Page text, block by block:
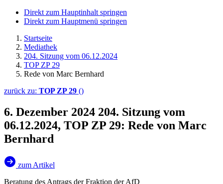
Direkt zum Hauptinhalt springen
Direkt zum Hauptmenü springen
Startseite
Mediathek
204. Sitzung vom 06.12.2024
TOP ZP 29
Rede von Marc Bernhard
zurück zu: TOP ZP 29 ()
6. Dezember 2024 204. Sitzung vom
06.12.2024, TOP ZP 29: Rede von Marc
Bernhard
zum Artikel
Beratung des Antrags der Fraktion der AfD